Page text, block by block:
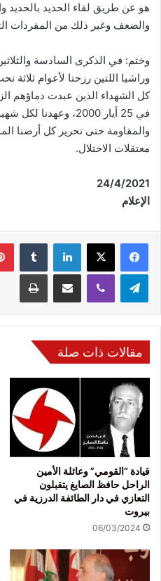
هو عن طريق لقاء الحديد بالحديد
والضعف وغير ذلك من المفردات
وختم: في الذكرى السادسة
وراشيا اللتين رزحتا لأعوام ثلاثة
كل الشهداء الذين عبدت دماؤهم
في 25 أيار 2000،
والمقاومة حتى تحرير كل أرضنا
معتقلات الاحتلال.
24/4/
الإعلام
فيسبوك لينكدإن
مقالات ذات صلة
قيادة “القومي” وعائلة الأمين
الراحل حافظ الصايغ يتقبلون
التعازي في دار الطائفة الدرزية في
بيروت
06/03/2024